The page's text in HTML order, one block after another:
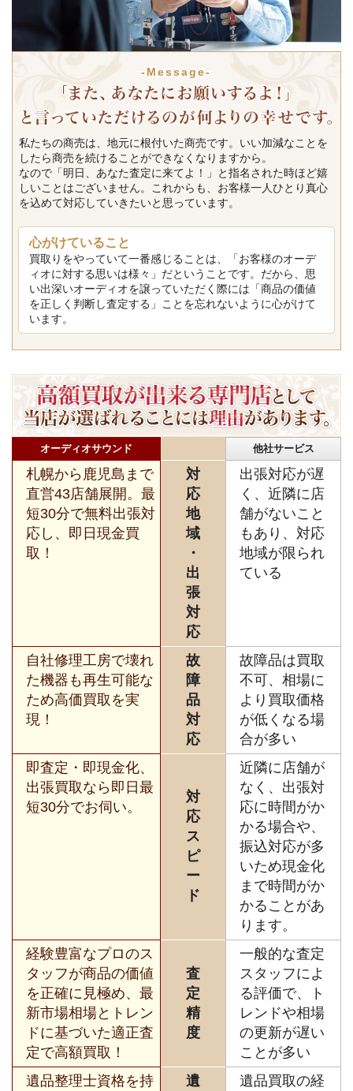
-Message-
私たちの商売は、地元に根付いた商売です。いい加減なことを
したら商売を続けることができなくなりますから。
なので「明日、あなた査定に来てよ！」と指名された時ほど嬉
しいことはございません。これからも、お客様一人ひとり真心
を込めて対応していきたいと思っています。
心がけていること
買取りをやっていて一番感じることは、「お客様のオーデ
ィオに対する思いは様々」だということです。だから、思
い出深いオーディオを譲っていただく際には「商品の価値
を正しく判断し査定する」ことを忘れないように心がけて
います。
オーディオサウンド 他社サービス
札幌から鹿児島まで
直営43店舗展開。最
短30分で無料出張対
応し、即日現金買
取！
対
応
地
域
・
出
張
対
応
出張対応が遅
く、近隣に店
舗がないこと
もあり、対応
地域が限られ
ている
自社修理工房で壊れ
た機器も再生可能な
ため高価買取を実
現！
故
障
品
対
応
故障品は買取
不可、相場に
より買取価格
が低くなる場
合が多い
即査定・即現金化、
出張買取なら即日最
短30分でお伺い。
対
応
ス
ピ
ー
ド
近隣に店舗が
なく、出張対
応に時間がか
かる場合や、
振込対応が多
いため現金化
まで時間がか
かることがあ
ります。
経験豊富なプロのス
タッフが商品の価値
を正確に見極め、最
新市場相場とトレン
ドに基づいた適正査
定で高額買取！
査
定
精
度
一般的な査定
スタッフによ
る評価で、ト
レンドや相場
の更新が遅い
ことが多い
遺品整理士資格を持
遺
遺品買取の経